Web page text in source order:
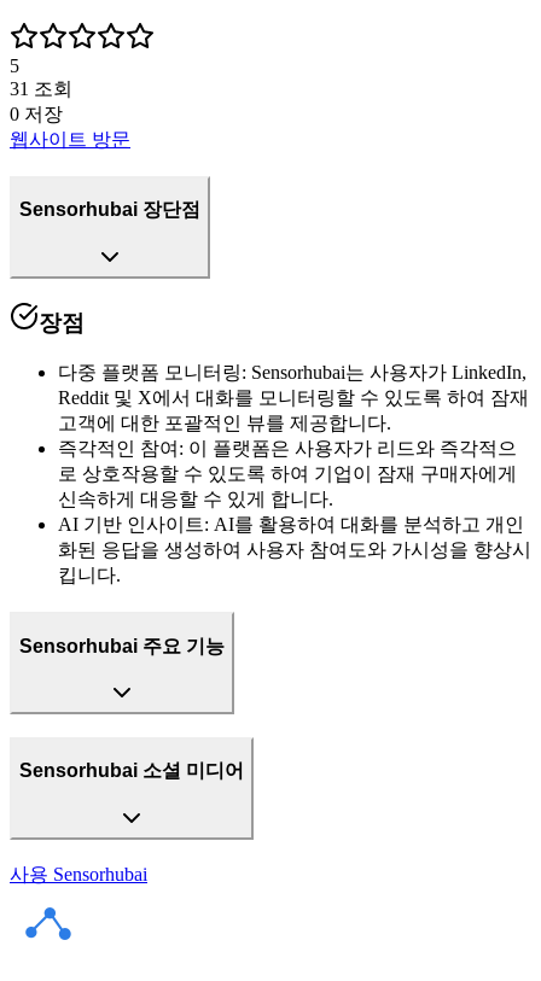
5
31 조회
0 저장
웹사이트 방문
Sensorhubai 장단점
장점
다중 플랫폼 모니터링: Sensorhubai는 사용자가 LinkedIn,
Reddit 및 X에서 대화를 모니터링할 수 있도록 하여 잠재
고객에 대한 포괄적인 뷰를 제공합니다.
즉각적인 참여 : 이 플랫폼은 사용자가 리드와 즉각적으
로 상호작용할 수 있도록 하여 기업이 잠재 구매자에게
신속하게 대응할 수 있게 합니다.
AI 기반 인사이트: AI를 활용하여 대화를 분석하고 개인
화된 응답을 생성하여 사용자 참여도와 가시성을 향상시
킵니다.
Sensorhubai 주요 기능
Sensorhubai 소셜 미디어
사용 Sensorhubai